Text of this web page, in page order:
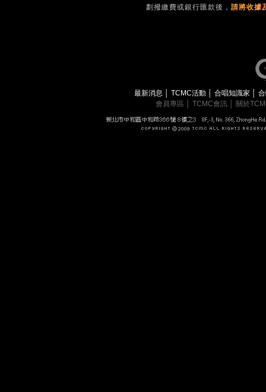
劃撥繳費或銀行匯款後， 請將收據
最新消息 TCMC活動 合唱知識家
會員專區
TCMC會訊 關於